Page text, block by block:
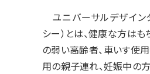
ユニバーサルデザイン
シー）とは、健康な方はも
の弱い高齢者、車いす使
用の親子連れ、妊娠中の